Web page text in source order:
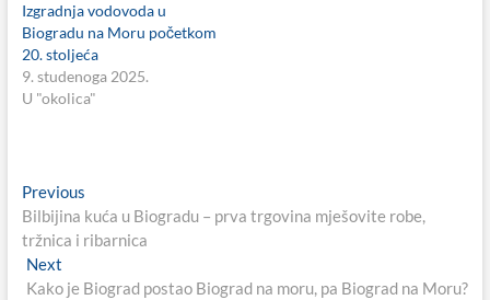
Izgradnja vodovoda u
Biogradu na Moru početkom
20. stoljeća
9. studenoga 2025.
U "okolica"
Navigacija
objava
PreviousPrevious
post:
Bilbijina kuća u Biogradu – prva trgovina mješovite robe,
tržnica i ribarnica
Next
post:
Kako je Biograd postao Biograd na moru, pa Biograd na Moru?